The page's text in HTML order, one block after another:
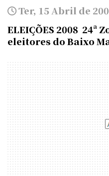
Ter, 15 Abril de
ELEIÇÕES 2008 
eleitores do Baixo